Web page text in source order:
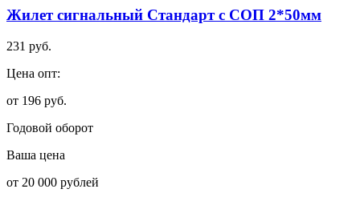
Жилет сигнальный Стандарт с СОП 2*50мм
231 руб.
Цена опт:
от 196 руб.
Годовой оборот
Ваша цена
от 20 000 рублей